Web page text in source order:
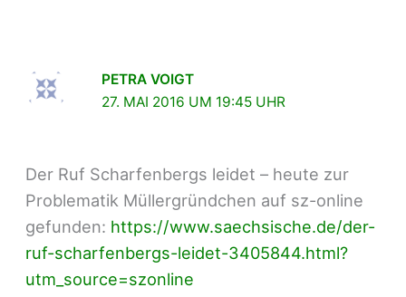
PETRA VOIGT
27. MAI 2016 UM 19:45 UHR
Der Ruf Scharfenbergs leidet – heute zur
Problematik Müllergründchen auf sz-online
gefunden: https://www.saechsische.de/der-
ruf-scharfenbergs-leidet-3405844.html?
utm_source=szonline